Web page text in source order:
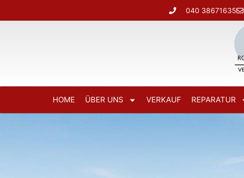
040 38671635
HOME ÜBER UNS VERKAUF REPARATUR